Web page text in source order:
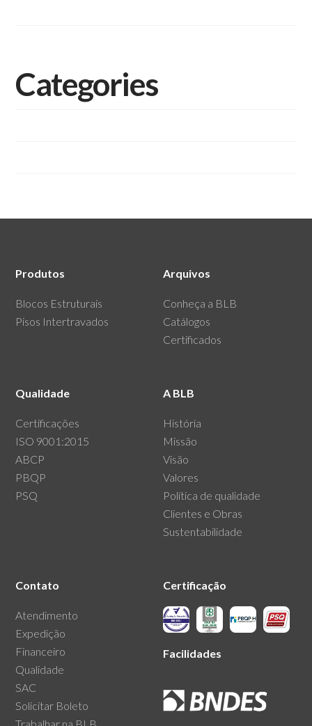
Categories
Produtos
Blocos Estruturais
Pisos Intertravados
Arquivos
Conheça a BLB
Catálogos
Certificados
Qualidade
Certificações
ISO 9001:2015
ABCP
PBQP
PSQ
A BLB
História
Missão
Visão
Valores
Política de qualidade
Clientes e Obras
Sustentabilidade
Contato
Atendimento
Expedição
Financeiro
Qualidade
SAC
Solicitar Boleto
Certificação
Facilidades